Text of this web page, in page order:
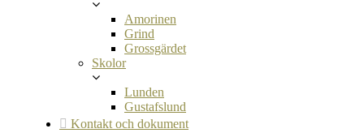
Amorinen
Grind
Grossgärdet
Skolor
Lunden
Gustafslund
Kontakt och dokument